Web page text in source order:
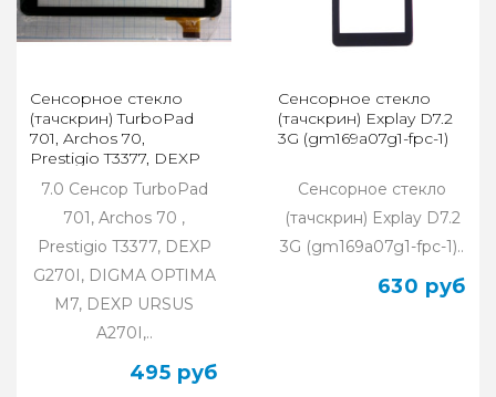
Сенсорное стекло
(тачскрин) TurboPad
701, Archos 70,
Prestigio T3377, DEXP
G270I, DIGMA M7
7.0 Сенсор TurboPad
701, Archos 70 ,
Prestigio T3377, DEXP
G270I, DIGMA OPTIMA
M7, DEXP URSUS
A270I,..
495 руб
Сенсорное стекло
(тачскрин) Explay D7.2
3G (gm169a07g1-fpc-1)
Сенсорное стекло
(тачскрин) Explay D7.2
3G (gm169a07g1-fpc-1)..
630 руб